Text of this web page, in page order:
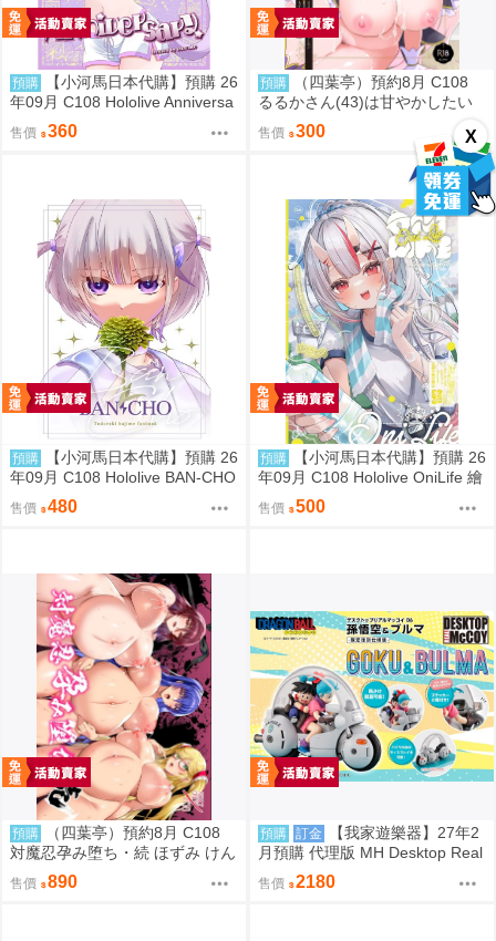
X
預購
【小河馬日本代購】預購 26
年09月 C108 Hololive Anniversa
ry 繪師:etomato
售價 360
預購
（四葉亭）預約8月 C108
るるかさん(43)は甘やかしたい
もずや紫
售價 300
預購
【小河馬日本代購】預購 26
年09月 C108 Hololive BAN-CHO
繪師:めりる こまひと
售價 480
預購
【小河馬日本代購】預購 26
年09月 C108 Hololive OniLife 繪
師:HAGE
售價 500
預購
（四葉亭）預約8月 C108
対魔忍孕み堕ち・続 ほずみ けん
售價 890
預購 訂金
【我家遊樂器】27年2
月預購 代理版 MH Desktop Real
McCoy 七龍珠 06 孫悟空&布瑪
限定復刻版
售價 2180